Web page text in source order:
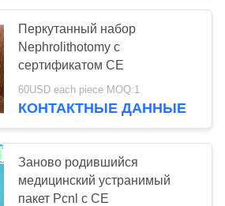
Перкутанный набор
Nephrolithotomy с
сертификатом CE
60USD each piece MOQ:1
КОНТАКТНЫЕ ДАННЫЕ
Заново родившийся
медицинский устранимый
пакет Pcnl с CE